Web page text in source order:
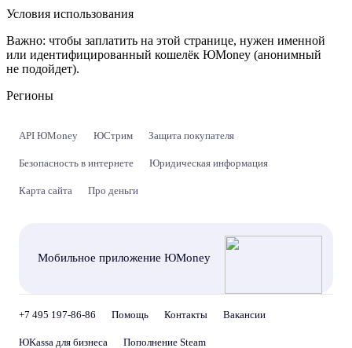
Условия использования
Важно: чтобы заплатить на этой странице, нужен именной
или идентифицированный кошелёк ЮMoney (анонимный
не подойдет).
Регионы
API ЮMoney ЮСтрим Защита покупателя
Безопасность в интернете Юридическая информация
Карта сайта Про деньги
Мобильное приложение ЮMoney
+7 495 197-86-86 Помощь Контакты Вакансии
ЮKassa для бизнеса Пополнение Steam